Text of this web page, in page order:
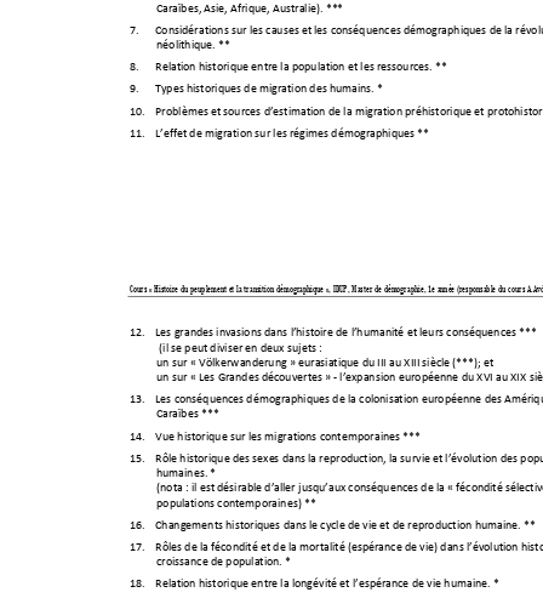
Caraïbes, Asie, Afrique, Australie). ***
7. Considérationssur les causeset les conséquencesdémographiques de la 
néolithique.
**
8. Relation historique entre la population et les ressources. **
9. Types historiques demigration des humains. *
10. Problèmeset sources d’estimation de la migrationpréhistorique et proto
11. L’effet demigration sur lesrégimes démographiques **
Cours « Histoire du peuplement et la transition démographique », IDUP, Master de démographie, 1e année (responsable du cours A.
12. Les grandes invasions dans l’histoire de l’humanité et leurs conséquences ***
(il se peut diviseren deux sujets :
un sur « Völkerwanderung » eurasiatique du III au XIII siècle (***); et
un sur « Les Grandes découvertes »‐ l’expansion européenne du XVI au XIX
13. Les conséquences démographiques de la colonisation européenne des
Caraïbes ***
14. Vue historiquesur les migrations contemporaines ***
15. Rôle historique des sexes dans la reproduction, la survieet l’évolution des 
humaines. *
(nota : il est désirable d’aller jusqu’auxconséquences de la « fécondité
populations contemporaines) **
16. Changements historiques dans le cyclede vie et de reproduction humaine. **
17. Rôles de la féconditéet de la mortalité(espérancede vie) dans l’évolution
croissance de population. *
18. Relation historique entre la longévité et l’espérance de vie humaine. *